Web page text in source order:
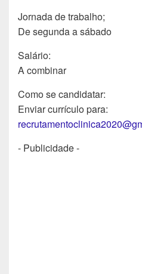
Jornada de trabalho;
De segunda a sábado
Salário:
A combinar
Como se candidatar:
Enviar currículo para:
- Publicidade -